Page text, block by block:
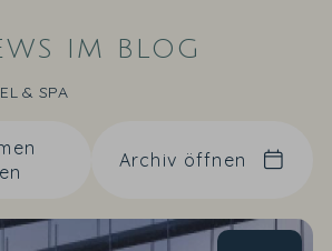
IM BLOG
& SPA
Archiv öffnen